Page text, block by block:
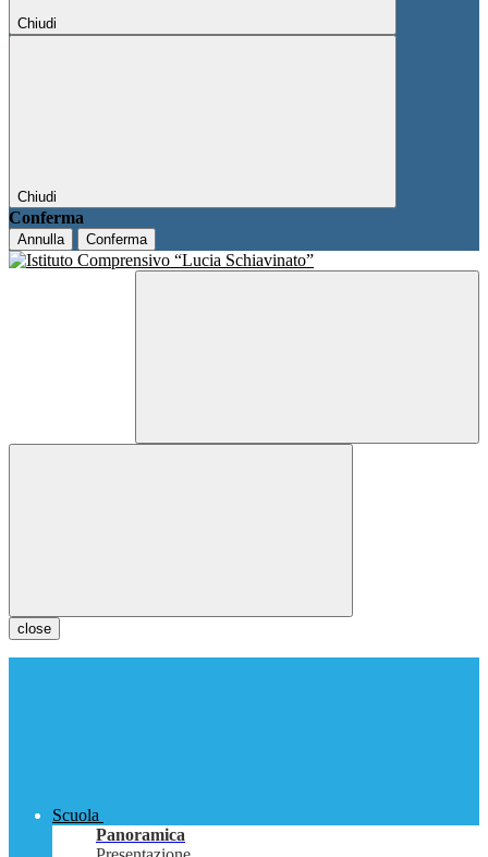
Chiudi
Chiudi
Conferma
Annulla Conferma
close
Scuola
Panoramica